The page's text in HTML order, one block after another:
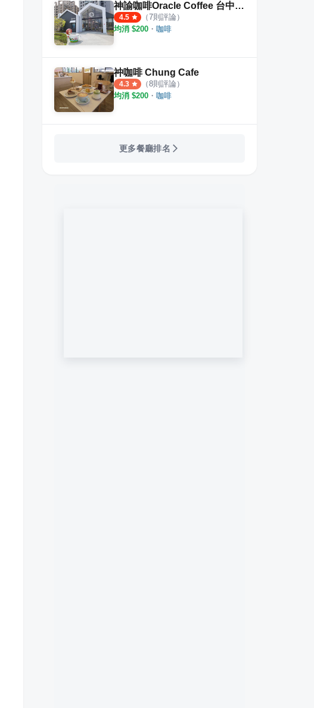
神諭咖啡Oracle Coffee 台中大城店
4.5 （7則評論）
均消 $200 ・ 咖啡
祌咖啡 Chung Cafe
4.3 （8則評論）
均消 $200 ・ 咖啡
更多餐廳排名